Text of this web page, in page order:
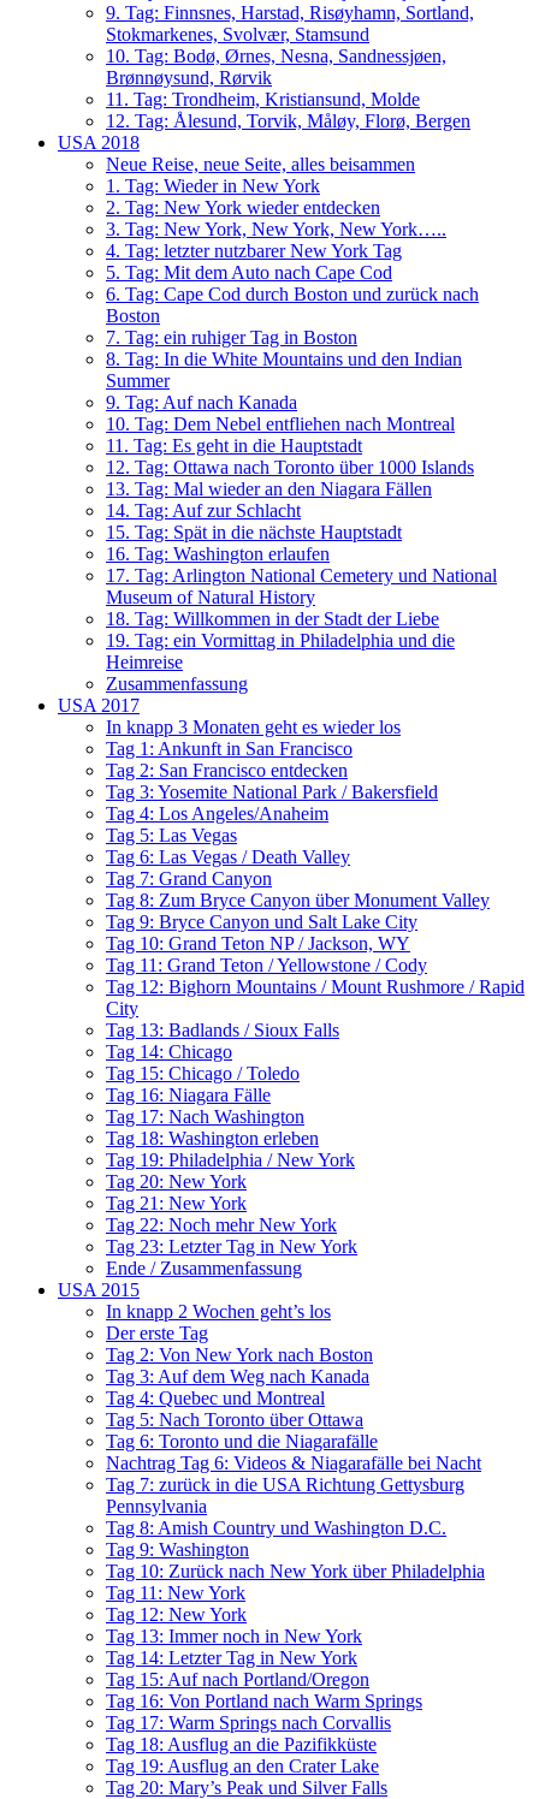
9. Tag: Finnsnes, Harstad, Risøyhamn, Sortland,
Stokmarkenes, Svolvær, Stamsund
10. Tag: Bodø, Ørnes, Nesna, Sandnessjøen,
Brønnøysund, Rørvik
11. Tag: Trondheim, Kristiansund, Molde
12. Tag: Ålesund, Torvik, Måløy, Florø, Bergen
USA 2018
Neue Reise, neue Seite, alles beisammen
1. Tag: Wieder in New York
2. Tag: New York wieder entdecken
3. Tag: New York, New York, New York…..
4. Tag: letzter nutzbarer New York Tag
5. Tag: Mit dem Auto nach Cape Cod
6. Tag: Cape Cod durch Boston und zurück nach
Boston
7. Tag: ein ruhiger Tag in Boston
8. Tag: In die White Mountains und den Indian
Summer
9. Tag: Auf nach Kanada
10. Tag: Dem Nebel entfliehen nach Montreal
11. Tag: Es geht in die Hauptstadt
12. Tag: Ottawa nach Toronto über 1000 Islands
13. Tag: Mal wieder an den Niagara Fällen
14. Tag: Auf zur Schlacht
15. Tag: Spät in die nächste Hauptstadt
16. Tag: Washington erlaufen
17. Tag: Arlington National Cemetery und National
Museum of Natural History
18. Tag: Willkommen in der Stadt der Liebe
19. Tag: ein Vormittag in Philadelphia und die
Heimreise
Zusammenfassung
USA 2017
In knapp 3 Monaten geht es wieder los
Tag 1: Ankunft in San Francisco
Tag 2: San Francisco entdecken
Tag 3: Yosemite National Park / Bakersfield
Tag 4: Los Angeles/Anaheim
Tag 5: Las Vegas
Tag 6: Las Vegas / Death Valley
Tag 7: Grand Canyon
Tag 8: Zum Bryce Canyon über Monument Valley
Tag 9: Bryce Canyon und Salt Lake City
Tag 10: Grand Teton NP / Jackson, WY
Tag 11: Grand Teton / Yellowstone / Cody
Tag 12: Bighorn Mountains / Mount Rushmore / Rapid
City
Tag 13: Badlands / Sioux Falls
Tag 14: Chicago
Tag 15: Chicago / Toledo
Tag 16: Niagara Fälle
Tag 17: Nach Washington
Tag 18: Washington erleben
Tag 19: Philadelphia / New York
Tag 20: New York
Tag 21: New York
Tag 22: Noch mehr New York
Tag 23: Letzter Tag in New York
Ende / Zusammenfassung
USA 2015
In knapp 2 Wochen geht’s los
Der erste Tag
Tag 2: Von New York nach Boston
Tag 3: Auf dem Weg nach Kanada
Tag 4: Quebec und Montreal
Tag 5: Nach Toronto über Ottawa
Tag 6: Toronto und die Niagarafälle
Nachtrag Tag 6: Videos & Niagarafälle bei Nacht
Tag 7: zurück in die USA Richtung Gettysburg
Pennsylvania
Tag 8: Amish Country und Washington D.C.
Tag 9: Washington
Tag 10: Zurück nach New York über Philadelphia
Tag 11: New York
Tag 12: New York
Tag 13: Immer noch in New York
Tag 14: Letzter Tag in New York
Tag 15: Auf nach Portland/Oregon
Tag 16: Von Portland nach Warm Springs
Tag 17: Warm Springs nach Corvallis
Tag 18: Ausflug an die Pazifikküste
Tag 19: Ausflug an den Crater Lake
Tag 20: Mary’s Peak und Silver Falls